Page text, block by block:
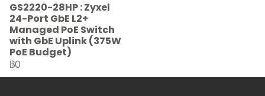
GS2220-28HP : Zyxel
24-Port GbE L2+
Managed PoE Switch
with GbE Uplink (375W
PoE Budget)
฿0